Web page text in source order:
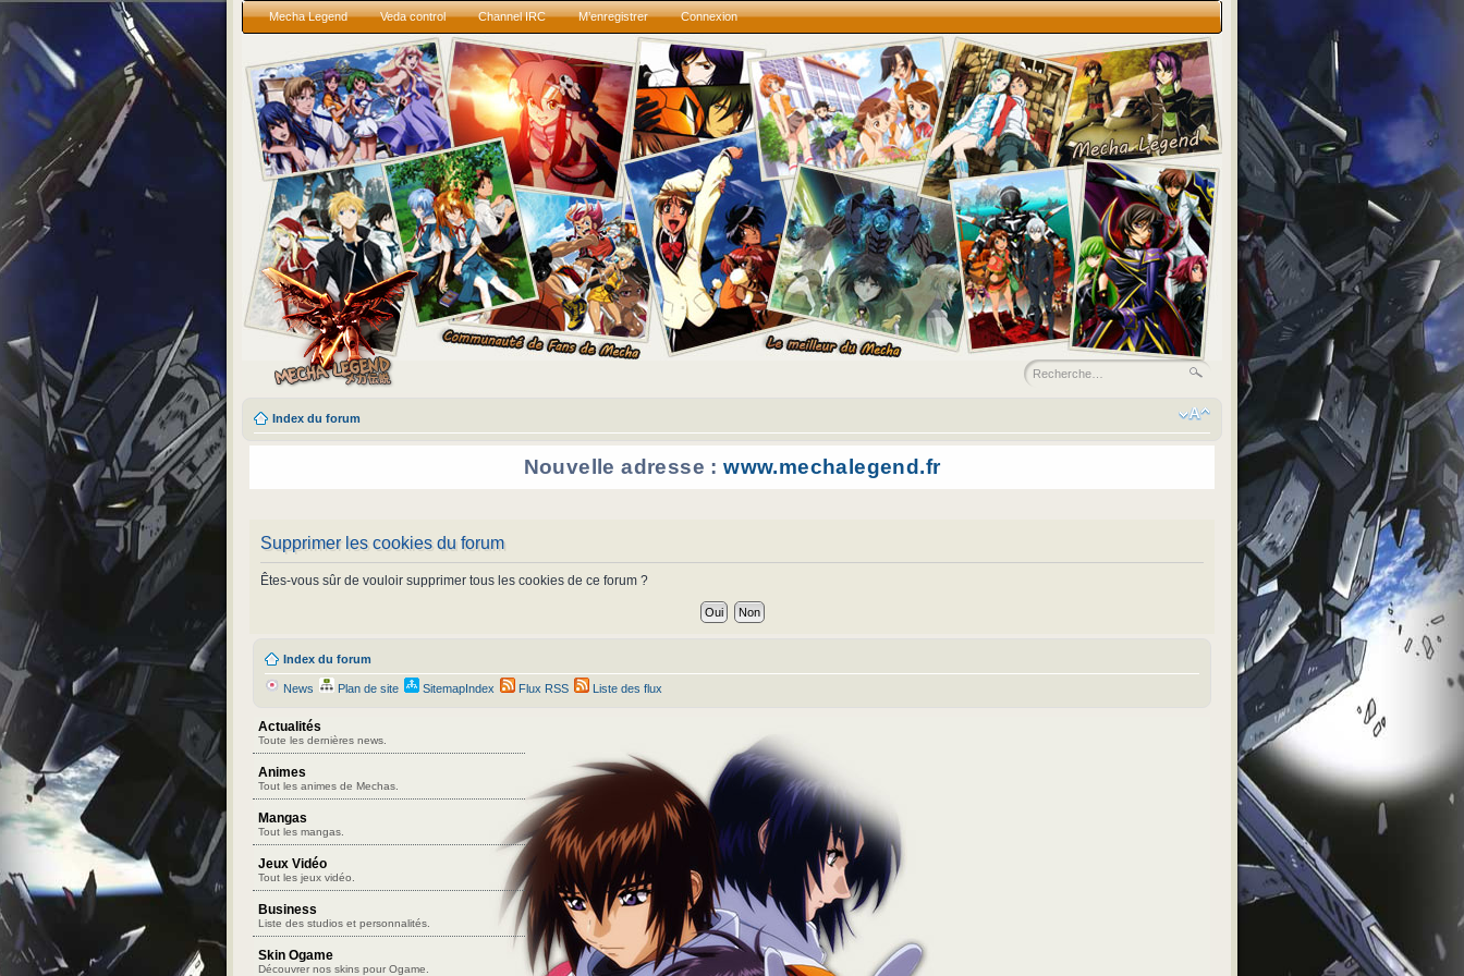
Mecha Legend Veda control Channel IRC M’enregistrer Connexion
Index du forum
Nouvelle adresse :www.mechalegend.fr
Supprimer les cookies du forum
Êtes-vous sûr de vouloir supprimer tous les cookies de ce forum ?
Index du forum
News Plan de site SitemapIndex Flux RSS Liste des flux
Actualités
Toute les dernières news.
Animes
Tout les animes de Mechas.
Mangas
Tout les mangas.
Jeux Vidéo
Tout les jeux vidéo.
Business
Liste des studios et personnalités.
Skin Ogame
Découvrer nos skins pour Ogame.